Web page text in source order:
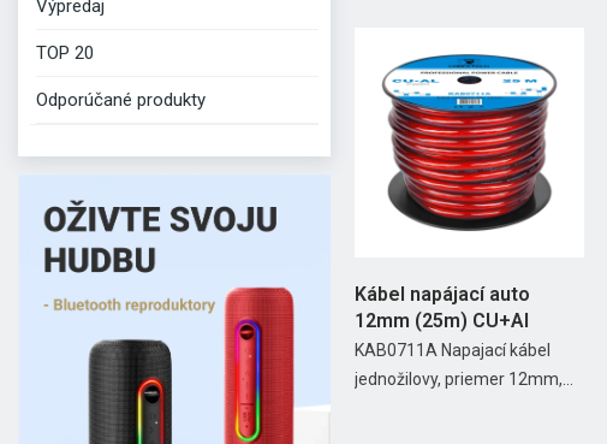
Výpredaj
TOP 20
Odporúčané produkty
Kábel napájací auto
12mm (25m) CU+Al
KAB0711A Napajací kábel
jednožilovy, priemer 12mm,...